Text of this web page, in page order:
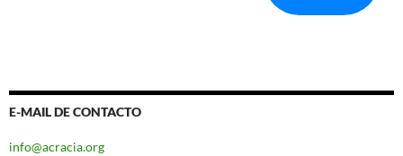
E-MAIL DE CONTACTO
info@acracia.org